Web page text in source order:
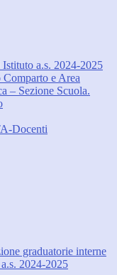
a.s. 2024-2025
e Area
– Sezione Scuola.
Docenti
graduatorie interne
2024-2025